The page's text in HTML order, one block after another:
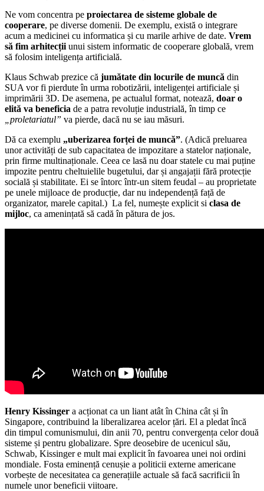
Ne vom concentra pe proiectarea de sisteme globale de
cooperare, pe diverse domenii. De exemplu, există o integrare
acum a medicinei cu informatica și cu marile arhive de date. Vrem
să fim arhitecții unui sistem informatic de cooperare globală, vrem
să folosim inteligența artificială.
Klaus Schwab prezice că jumătate din locurile de muncă din
SUA vor fi pierdute în urma robotizării, inteligenței artificiale și
imprimării 3D. De asemena, pe actualul format, notează, doar o
elită va beneficia de a patra revoluție industrială, în timp ce
„proletariatul” va pierde, dacă nu se iau măsuri.
Dă ca exemplu „uberizarea forței de muncă”. (Adică preluarea
unor activități de sub capacitatea de impozitare a statelor naționale,
prin firme multinaționale. Ceea ce lasă nu doar statele cu mai puține
impozite pentru cheltuielile bugetului, dar și angajații fără protecție
socială și stabilitate. Ei se întorc într-un sitem feudal – au proprietate
pe unele mijloace de producție, dar nu independență față de
organizator, marele capital.) La fel, numește explicit si clasa de
mijloc, ca amenințată să cadă în pătura de jos.
Henry Kissinger a acționat ca un liant atât în China cât și în
Singapore, contribuind la liberalizarea acelor țări. El a pledat încă
din timpul comunismului, din anii 70, pentru convergența celor două
sisteme și pentru globalizare. Spre deosebire de ucenicul său,
Schwab, Kissinger e mult mai explicit în favoarea unei noi ordini
mondiale. Fosta eminență cenușie a politicii externe americane
vorbește de necesitatea ca generațiile actuale să facă sacrificii în
numele unor beneficii viitoare.